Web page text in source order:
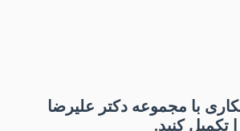
با مجموعه دکتر علیرضا
تکمیل کنید.